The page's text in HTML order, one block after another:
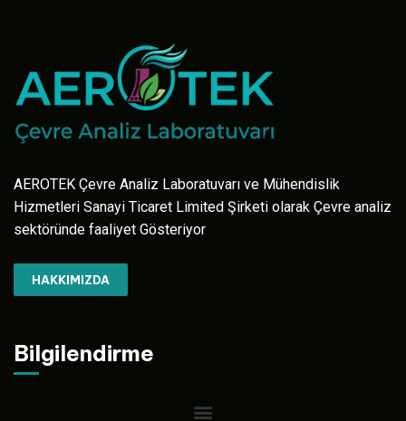
AEROTEK Çevre Analiz Laboratuvarı ve Mühendislik
Hizmetleri Sanayi Ticaret Limited Şirketi olarak Çevre analiz
sektöründe faaliyet Gösteriyor
HAKKIMIZDA
Bilgilendirme